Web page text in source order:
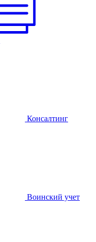
Консалтинг
Воинский учет